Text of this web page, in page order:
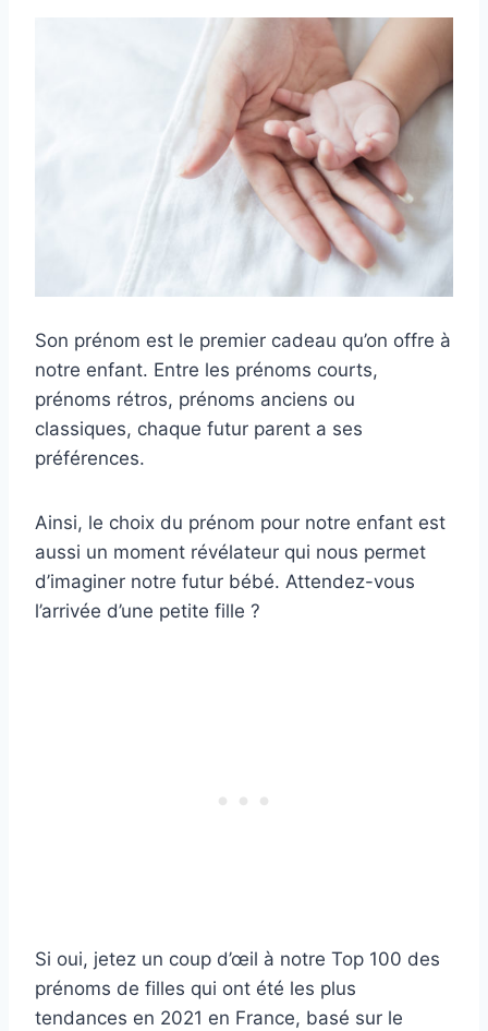
Son prénom est le premier cadeau qu’on offre à
notre enfant. Entre les prénoms courts,
prénoms rétros, prénoms anciens ou
classiques, chaque futur parent a ses
préférences.
Ainsi, le choix du prénom pour notre enfant est
aussi un moment révélateur qui nous permet
d’imaginer notre futur bébé. Attendez-vous
l’arrivée d’une petite fille ?
Si oui, jetez un coup d’œil à notre Top 100 des
prénoms de filles qui ont été les plus
tendances en 2021 en France, basé sur le